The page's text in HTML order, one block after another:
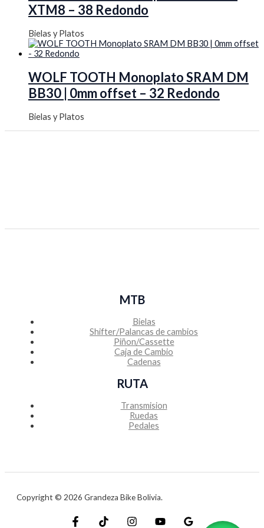
XTM8 – 38 Redondo
Bielas y Platos
WOLF TOOTH Monoplato SRAM DM
BB30 | 0mm offset – 32 Redondo
Bielas y Platos
MTB
Bielas
Shifter/Palancas de cambios
Piñon/Cassette
Caja de Cambio
Cadenas
RUTA
Transmision
Ruedas
Pedales
Copyright © 2026 Grandeza Bike Bolivia.